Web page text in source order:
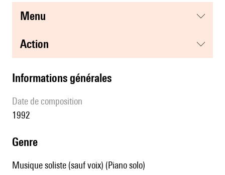
menu
action
informations générales
date de composition
1992
genre
Musique soliste (sauf voix) (Piano solo)